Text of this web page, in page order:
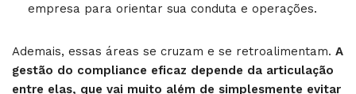
empresa para orientar sua conduta e operações.
Ademais, essas áreas se cruzam e se retroalimentam. A
gestão do compliance eficaz depende da articulação
entre elas, que vai muito além de simplesmente evitar